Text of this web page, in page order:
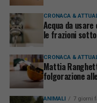
CRONACA &
Acqua da
le frazioni
CRONACA &
Mattia
folgorazione
ANIMALI 7 giorni